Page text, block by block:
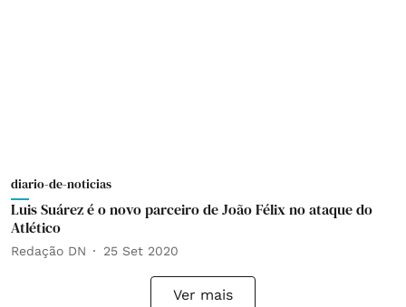
diario-de-noticias
Luis Suárez é o novo parceiro de João Félix no ataque do
Atlético
Redação DN 25 Set 2020
Ver mais